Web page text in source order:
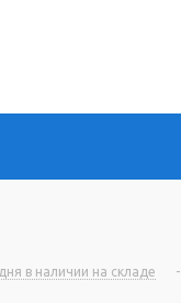
в наличии на складе -